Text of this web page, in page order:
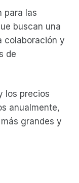
para las
buscan una
colaboración y
de
los precios
anualmente,
grandes y